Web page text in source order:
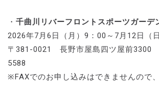
・ 千曲川リバーフロントスポーツガーデ
2026年7月6日（月）9：00～7月12日（
〒381-0021 長野市屋島四ツ屋前
5588
※FAXでのお申し込みはできませんので